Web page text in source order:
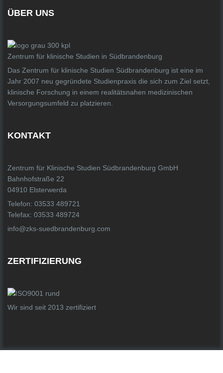
ÜBER UNS
Zentrum für klinische Studien in Südbrandenburg
Das Zentrum für klinische Studien Südbrandenburg ist eine im
Jahr 2007 neu gegründete Studienpraxis die sich zum Ziel setzt,
klinische Forschung in einem realitätsnahen medizinischen
Versorgungsumfeld zu platzieren.
KONTAKT
Zentrum für Klinische Studien Südbrandenburg GmbH
Bahnhofstraße 22
04910 Elsterwerda
Telefon: 03533 489721
Telefax: 03533 489724
info@zks-suedbrandenburg.com
ZERTIFIZIERUNG
Wir sind seit 2013 zertifiziert